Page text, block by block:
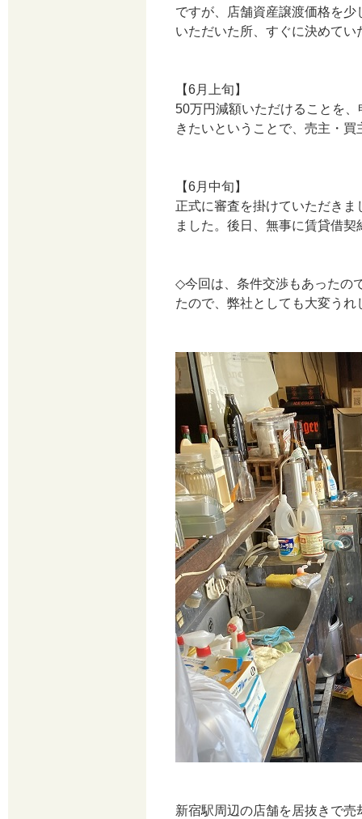
ですが、店舗資産譲渡価格を
いただいた所、すぐに決めて
【6月上旬】
50万円減額いただけることを
きたいということで、売主・
【6月中旬】
正式に審査を掛けていただき
ました。後日、無事に賃貸借
◇今回は、条件交渉もあったの
たので、弊社としても大変うれ
新宿駅周辺の店舗を居抜きで